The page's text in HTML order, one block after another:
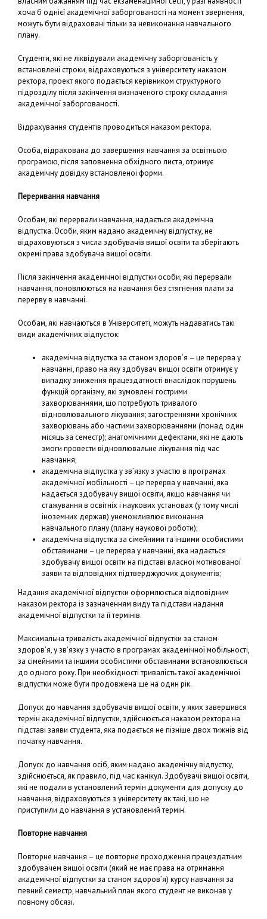
хоча б однієї академічної заборгованості на момент звернення,
можуть бути відраховані тільки за невиконання навчального
плану.
Студенти, які не ліквідували академічну заборгованість у
встановлені строки, відраховуються з університету наказом
ректора, проект якого подається керівником структурного
підрозділу після закінчення визначеного строку складання
академічної заборгованості.
Відрахування студентів проводиться наказом ректора.
Особа, відрахована до завершення навчання за освітньою
програмою, після заповнення обхідного листа, отримує
академічну довідку встановленої форми.
Переривання навчання
Особам, які перервали навчання, надається академічна
відпустка. Особи, яким надано академічну відпустку, не
відраховуються з числа здобувачів вищої освіти та зберігають
окремі права здобувача вищої освіти.
Після закінчення академічної відпустки особи, які перервали
навчання, поновлюються на навчання без стягнення плати за
перерву в навчанні.
Особам, які навчаються в Університеті, можуть надаватись такі
види академічних відпусток:
академічна відпустка за станом здоров’я – це перерва у
навчанні, право на яку здобувач вищої освіти отримує у
випадку зниження працездатності внаслідок порушень
функцій організму, які зумовлені гострими
захворюваннями, що потребують тривалого
відновлювального лікування; загостреннями хронічних
захворювань або частими захворюваннями (понад один
місяць за семестр); анатомічними дефектами, які не дають
змоги провести відновлювальне лікування під час
навчання;
академічна відпустка у зв’язку з участю в програмах
академічної мобільності – це перерва у навчанні, яка
надається здобувачу вищої освіти, якщо навчання чи
стажування в освітніх і наукових установах (у тому числі
іноземних держав) унеможливлює виконання
навчального плану (плану наукової роботи);
академічна відпустка за сімейними та іншими особистими
обставинами – це перерва у навчанні, яка надається
здобувачу вищої освіти на підставі власної мотивованої
заяви та відповідних підтверджуючих документів;
Надання академічної відпустки оформлюється відповідним
наказом ректора із зазначенням виду та підстави надання
академічної відпустки та її термінів.
Максимальна тривалість академічної відпустки за станом
здоров’я, у зв’язку з участю в програмах академічної мобільності,
за сімейними та іншими особистими обставинами встановлюється
до одного року. При необхідності тривалість такої академічної
відпустки може бути продовжена ще на один рік.
Допуск до навчання здобувачів вищої освіти, у яких завершився
термін академічної відпустки, здійснюється наказом ректора на
підставі заяви студента, яка подається не пізніше двох тижнів від
початку навчання.
Допуск до навчання осіб, яким надано академічну відпустку,
здійснюється, як правило, під час канікул. Здобувачі вищої освіти,
які не подали в установлений термін документи для допуску до
навчання, відраховуються з університету як такі, що не
приступили до навчання в установлений термін.
Повторне навчання
Повторне навчання – це повторне проходження працездатним
здобувачем вищої освіти (який не має права на отримання
академічної відпустки за станом здоров’я) курсу навчання за
певний семестр, навчальний план якого студент не виконав у
повному обсязі.